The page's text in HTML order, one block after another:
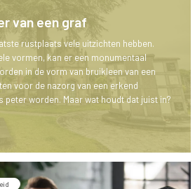
van een graf
rustplaats vele uitzichten hebben.
vormen, kan er een monumentaal
in de vorm van bruikleen van een
voor de nazorg van een erkend
peter worden. Maar wat houdt dat juist in?